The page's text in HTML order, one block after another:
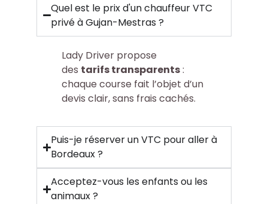
Quel est le prix d'un chauffeur VTC
privé à Gujan-Mestras ?
Lady Driver propose
des tarifs transparents:
chaque course fait l’objet d’un
devis clair, sans frais cachés.
Puis-je réserver un VTC pour aller à
Bordeaux ?
Acceptez-vous les enfants ou les
animaux ?